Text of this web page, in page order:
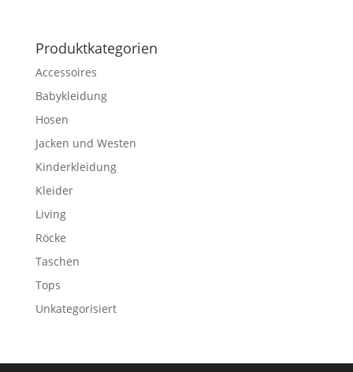
Produktkategorien
Accessoires
Babykleidung
Hosen
Jacken und Westen
Kinderkleidung
Kleider
Living
Röcke
Taschen
Tops
Unkategorisiert